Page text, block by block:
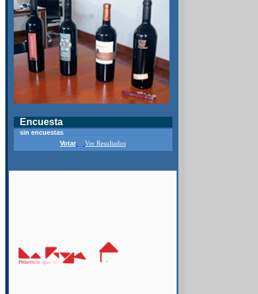
Encuesta
sin encuestas
Votar
Ver Resultados